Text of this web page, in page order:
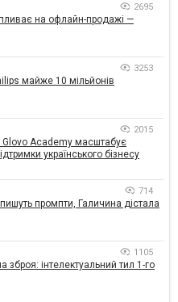
2695
на офлайн-продажі —
3253
майже 10 мільйонів
2015
Academy масштабує
українського бізнесу
714
промпти, Галичина дістала
1105
зброя: інтелектуальний тил 1-го